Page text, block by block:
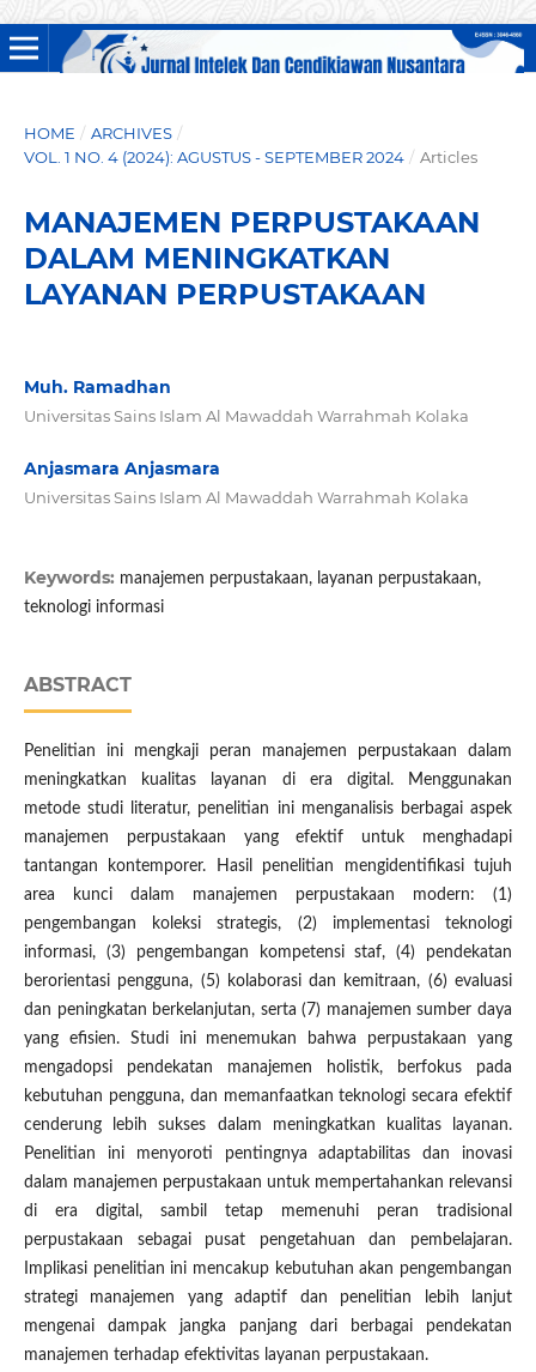
HOME / ARCHIVES /
VOL. 1 NO. 4 (2024): AGUSTUS - SEPTEMBER 2024 / Articles
MANAJEMEN PERPUSTAKAAN
DALAM MENINGKATKAN
LAYANAN PERPUSTAKAAN
Muh. Ramadhan
Universitas Sains Islam Al Mawaddah Warrahmah Kolaka
Anjasmara Anjasmara
Universitas Sains Islam Al Mawaddah Warrahmah Kolaka
Keywords: manajemen perpustakaan, layanan perpustakaan,
teknologi informasi
ABSTRACT
Penelitian ini mengkaji peran manajemen perpustakaan dalam
meningkatkan kualitas layanan di era digital. Menggunakan
metode studi literatur, penelitian ini menganalisis berbagai aspek
manajemen perpustakaan yang efektif untuk menghadapi
tantangan kontemporer. Hasil penelitian mengidentifikasi tujuh
area kunci dalam manajemen perpustakaan modern: (1)
pengembangan koleksi strategis, (2) implementasi teknologi
informasi, (3) pengembangan kompetensi staf, (4) pendekatan
berorientasi pengguna, (5) kolaborasi dan kemitraan, (6) evaluasi
dan peningkatan berkelanjutan, serta (7) manajemen sumber daya
yang efisien. Studi ini menemukan bahwa perpustakaan yang
mengadopsi pendekatan manajemen holistik, berfokus pada
kebutuhan pengguna, dan memanfaatkan teknologi secara efektif
cenderung lebih sukses dalam meningkatkan kualitas layanan.
Penelitian ini menyoroti pentingnya adaptabilitas dan inovasi
dalam manajemen perpustakaan untuk mempertahankan relevansi
di era digital, sambil tetap memenuhi peran tradisional
perpustakaan sebagai pusat pengetahuan dan pembelajaran.
Implikasi penelitian ini mencakup kebutuhan akan pengembangan
strategi manajemen yang adaptif dan penelitian lebih lanjut
mengenai dampak jangka panjang dari berbagai pendekatan
manajemen terhadap efektivitas layanan perpustakaan.